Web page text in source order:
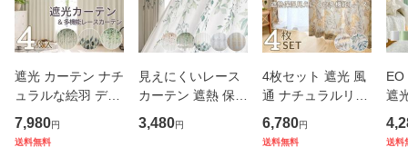
遮光 カーテン ナチ
ュラルな絵羽 デザ
イン 遮光カーテン
＆多機能レースカ
7,980円
送料無料
見えにくいレース
カーテン 遮熱 保温
UVカットナチュラ
ル 絵羽 デザイン
3,480円
4枚セット 遮光 風
通 ナチュラルリー
フ 遮光カーテン &
遮熱 保温 見えにく
6,780円
送料無料
EO
遮
シ
カ
送料